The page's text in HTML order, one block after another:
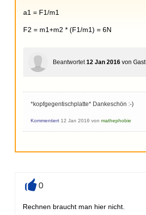
a1 = F1/m1
F2 = m1+m2 * (F1/m1) = 6N
Beantwortet 12 Jan 2016 von Gast
*kopfgegentischplatte* Dankeschön :-)
Kommentiert 12 Jan 2016 von mathephobie
0
Rechnen braucht man hier nicht.